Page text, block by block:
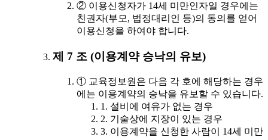
② 이용신청자가 14세 미만인자일 경우에는
친권자(부모, 법정대리인 등)의 동의를 얻어
이용신청을 하여야 합니다.
제 7 조 (이용계약 승낙의 유보)
① 교육정보원은 다음 각 호에 해당하는 경우
에는 이용계약의 승낙을 유보할 수 있습니다.
1. 설비에 여유가 없는 경우
2. 기술상에 지장이 있는 경우
3. 이용계약을 신청한 사람이 14세 미만